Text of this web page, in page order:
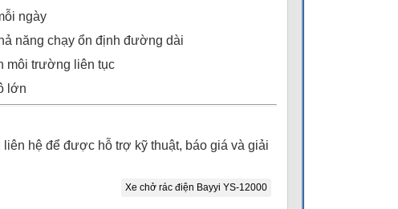
ngày
năng chạy ổn định đường dài
môi trường liên tục
lớn
hệ để được hỗ trợ kỹ thuật, báo giá và giải
Xe chở rác điện Bayyi YS-12000